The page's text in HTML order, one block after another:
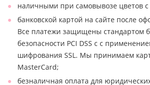
наличными при самовывозе цветов с
банковской картой на сайте после
Все платежи защищены стандартом
безопасности PCI DSS с с
шифрования SSL. Мы принимаем
MasterCard;
безналичная оплата для